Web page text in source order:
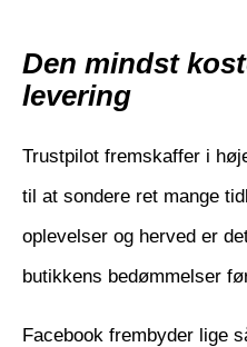
Den mindst
levering
Trustpilot fremskaffer i
til at sondere ret mange
oplevelser og herved er
butikkens bedømmelser
Facebook frembyder lige